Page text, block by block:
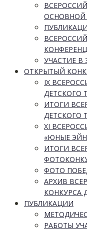
УЧАСТИЕ В
ОТКРЫТЫЙ
IX
ДЕТСКОГО
ИТОГИ
ДЕТСКОГО
XI
«ЮНЫЕ
ИТОГИ
ФОТО
АРХИВ
КОНКУРСА
ПУБЛИКАЦИИ
РАБОТЫ